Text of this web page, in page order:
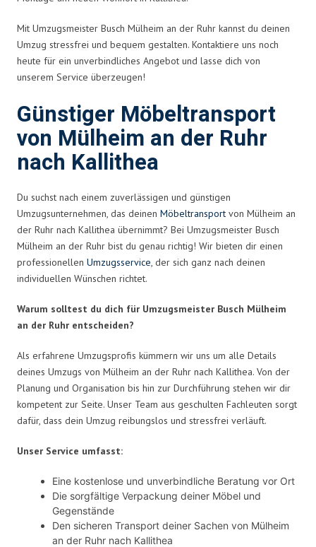
Mit Umzugsmeister Busch Mülheim an der Ruhr kannst du deinen
Umzug stressfrei und bequem gestalten. Kontaktiere uns noch
heute für ein unverbindliches Angebot und lasse dich von
unserem Service überzeugen!
Günstiger Möbeltransport
von Mülheim an der Ruhr
nach Kallithea
Du suchst nach einem zuverlässigen und günstigen
Umzugsunternehmen, das deinen Möbeltransport von Mülheim an
der Ruhr nach Kallithea übernimmt? Bei Umzugsmeister Busch
Mülheim an der Ruhr bist du genau richtig! Wir bieten dir einen
professionellen Umzugsservice, der sich ganz nach deinen
individuellen Wünschen richtet.
Warum solltest du dich für Umzugsmeister Busch Mülheim
an der Ruhr entscheiden?
Als erfahrene Umzugsprofis kümmern wir uns um alle Details
deines Umzugs von Mülheim an der Ruhr nach Kallithea. Von der
Planung und Organisation bis hin zur Durchführung stehen wir dir
kompetent zur Seite. Unser Team aus geschulten Fachleuten sorgt
dafür, dass dein Umzug reibungslos und stressfrei verläuft.
Unser Service umfasst:
Eine kostenlose und unverbindliche Beratung vor Ort
Die sorgfältige Verpackung deiner Möbel und
Gegenstände
Den sicheren Transport deiner Sachen von Mülheim
an der Ruhr nach Kallithea